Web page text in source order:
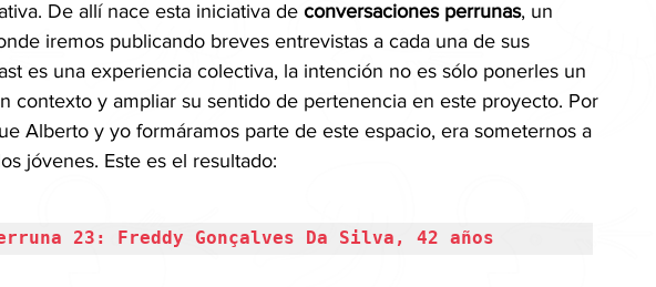
De allí nace esta iniciativa de conversaciones perrunas, un
iremos publicando breves entrevistas a cada una de sus
es una experiencia colectiva, la intención no es sólo ponerles un
contexto y ampliar su sentido de pertenencia en este proyecto. Por
Alberto y yo formáramos parte de este espacio, era someternos a
jóvenes. Este es el resultado:
23: Freddy Gonçalves Da Silva, 42 años